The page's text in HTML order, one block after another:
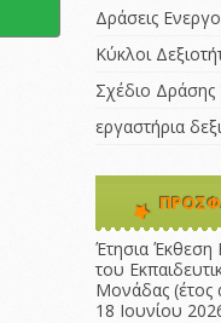
Δράσεις
Κύκλοι
Σχέδιο
εργαστήρια
Έτησια Έκθεση
του
Μονάδας (έτος
18 Ιουνίου